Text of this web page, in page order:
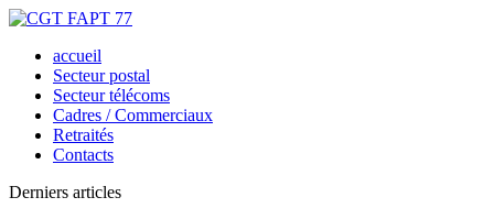
accueil
Secteur postal
Secteur télécoms
Cadres / Commerciaux
Retraités
Contacts
Derniers articles